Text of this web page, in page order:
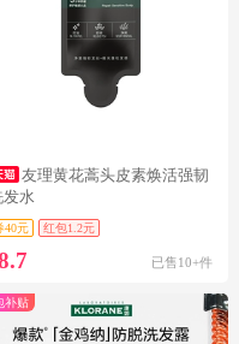
友理黄花蒿头皮素焕活强韧
发水
40元 红包1.2元
已售10+件
补贴